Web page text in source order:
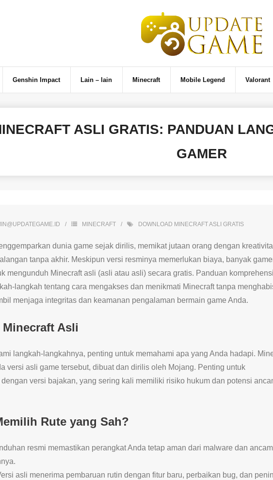
Genshin Impact Lain – lain Minecraft Mobile Legend Valorant
ASLI GRATIS: PANDUAN
GAMER
MINECRAFT DOWNLOAD MINECRAFT ASLI GRATIS
dunia game sejak dirilis, memikat jutaan orang dengan
tanpa akhir. Meskipun versi resminya memerlukan biaya, banyak
mengunduh Minecraft asli (asli atau asli) secara gratis. Panduan
langkah tentang cara mengakses dan menikmati Minecraft tanpa
menjaga integritas dan keamanan pengalaman bermain game Anda.
Minecraft Asli
langkah-langkahnya, penting untuk memahami apa yang Anda hadapi.
versi asli game tersebut, dibuat dan dirilis oleh Mojang. Penting untuk
versi bajakan, yang sering kali memiliki risiko hukum dan potensi
Rute yang Sah?
resmi memastikan perangkat Anda tetap aman dari malware dan
asli menerima pembaruan rutin dengan fitur baru, perbaikan bug, dan